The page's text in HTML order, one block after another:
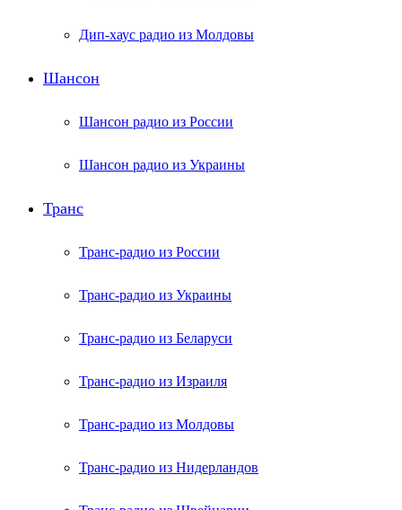
Дип-хаус радио из Молдовы
Шансон
Шансон радио из России
Шансон радио из Украины
Транс
Транс-радио из России
Транс-радио из Украины
Транс-радио из Беларуси
Транс-радио из Израиля
Транс-радио из Молдовы
Транс-радио из Нидерландов